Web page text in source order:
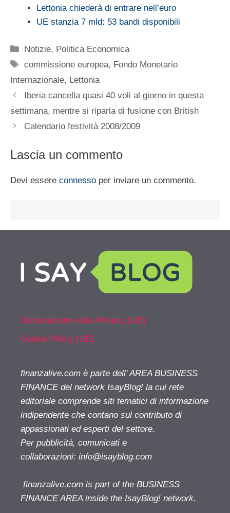
Lettonia chiederà di entrare nell’euro
UE stanzia 7 mld: 53 bandi disponibili
Categorie
Notizie, Politica Economica
Tag
commissione europea, Fondo Monetario
Internazionale, Lettonia
Iberia cancella quasi 40 voli al giorno in questa
settimana, mentre si riparla di fusione con British
Calendario festività 2008/2009
Lascia un commento
Devi essere connesso per inviare un commento.
Dichiarazione sulla Privacy (UE)
Cookie Policy (UE)
finanzalive.com è parte dell' AREA BUSINESS
FINANCE del network IsayBlog! la cui rete
editoriale comprende siti tematici di informazione
indipendente che contano sul contributo di
appassionati ed esperti del settore.
Per pubblicità, comunicati e
collaborazioni: info@isayblog.com
finanzalive.com is part of the BUSINESS
FINANCE AREA inside the IsayBlog! network.